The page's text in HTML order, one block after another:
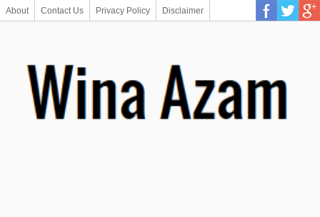
About Contact Us Privacy Policy Disclaimer